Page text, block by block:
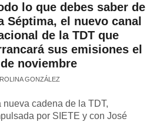
lo que debes saber de
Séptima, el nuevo canal
de la TDT que
sus emisiones el
noviembre
GONZÁLEZ
nueva cadena de la TDT,
por SIETE y con José